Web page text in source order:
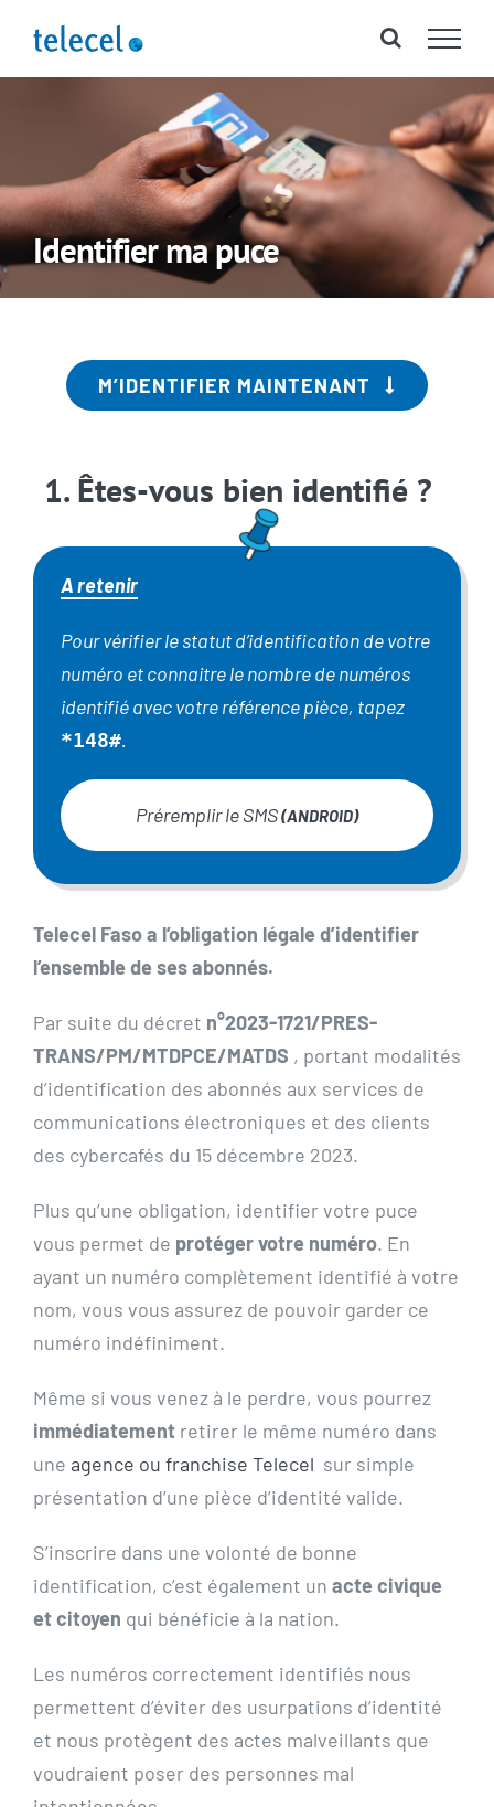
contenu
Identifier ma puce
M’IDENTIFIER MAINTENANT
Êtes-vous bien identifié ?
A retenir
Pour vérifier le statut d’identification de votre
numéro et connaitre le nombre de numéros
identifié avec votre référence pièce, tapez
*148#.
Préremplir le SMS(ANDROID)
Telecel Faso a l’obligation légale d’identifier
l’ensemble de ses abonnés.
Par suite du décret n°2023-1721/PRES-
TRANS/PM/MTDPCE/MATDS , portant modalités
d’identification des abonnés aux services de
communications électroniques et des clients
des cybercafés du 15 décembre 2023.
Plus qu’une obligation, identifier votre puce
vous permet de protéger votre numéro. En
ayant un numéro complètement identifié à votre
nom, vous vous assurez de pouvoir garder ce
numéro indéfiniment.
Même si vous venez à le perdre, vous pourrez
immédiatement retirer le même numéro dans
une agence ou franchise Telecel sur simple
présentation d’une pièce d’identité valide.
S’inscrire dans une volonté de bonne
identification, c’est également un acte civique
et citoyen qui bénéficie à la nation.
Les numéros correctement identifiés nous
permettent d’éviter des usurpations d’identité
et nous protègent des actes malveillants que
voudraient poser des personnes mal